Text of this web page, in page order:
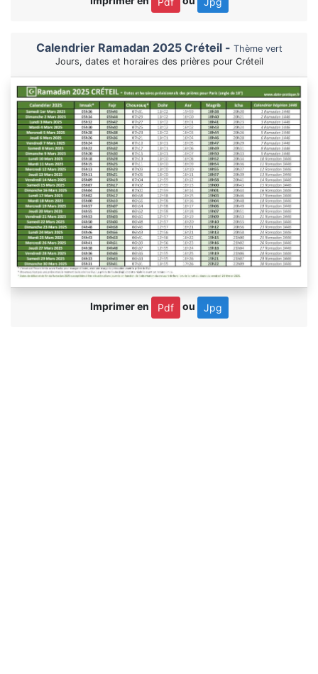
Calendrier Ramadan 2025 Créteil - Thème vert
Jours, dates et horaires des prières pour Créteil
Imprimer en Pdf ou Jpg